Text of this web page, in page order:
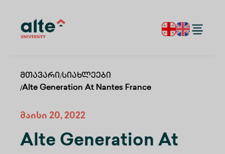
Მთავარი/Სიახლეები
/Alte Generation At Nantes France
მაისი 20, 2022
Alte Generation At